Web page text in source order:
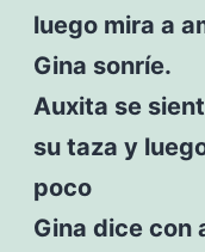
luego mira a
Gina sonríe.
Auxita se
su taza y
poco
Gina dice con